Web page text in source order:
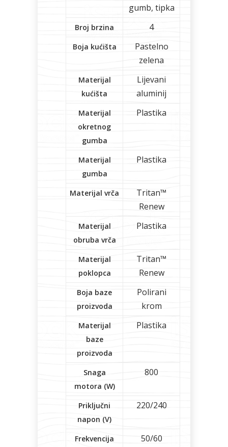
gumb, tipka
Broj brzina 4
Boja kućišta
Pastelno
zelena
Materijal
kućišta
Lijevani
aluminij
Materijal
okretnog
gumba
Plastika
Materijal
gumba
Plastika
Materijal vrča
Tritan™
Renew
Materijal
obruba vrča
Plastika
Materijal
poklopca
Tritan™
Renew
Boja baze
proizvoda
Polirani
krom
Materijal
baze
proizvoda
Plastika
Snaga
motora (W)
800
Priključni
napon (V)
220/240
Frekvencija
50/60